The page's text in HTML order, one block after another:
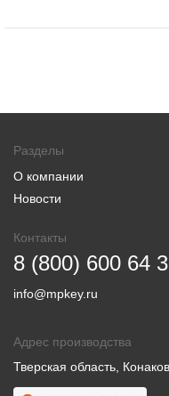
Разделы
О компании
Новости
Контакты
8 (800) 600 64
info@mpkey.ru
Адрес производства
Тверская область,